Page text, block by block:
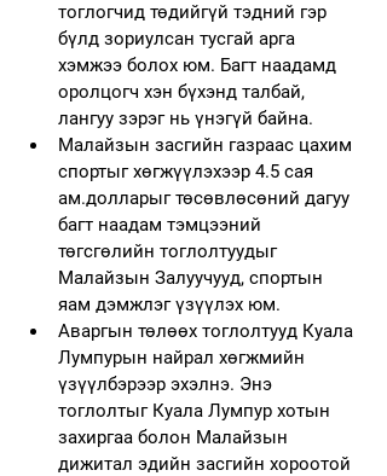
тоглогчид төдийгүй тэдний гэр
бүлд зориулсан тусгай арга
хэмжээ болох юм. Багт наадамд
оролцогч хэн бүхэнд талбай,
лангуу зэрэг нь үнэгүй байна.
Малайзын засгийн газраас цахим
спортыг хөгжүүлэхээр 4.5 сая
ам.долларыг төсөвлөсөний дагуу
багт наадам тэмцээний
төгсгөлийн тоглолтуудыг
Малайзын Залуучууд, спортын
яам дэмжлэг үзүүлэх юм.
Аваргын төлөөх тоглолтууд Куала
Лумпурын найрал хөгжмийн
үзүүлбэрээр эхэлнэ. Энэ
тоглолтыг Куала Лумпур хотын
захиргаа болон Малайзын
дижитал эдийн засгийн хороотой